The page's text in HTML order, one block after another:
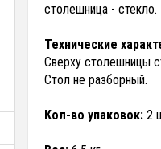
столешница - стекло.
Технические
Сверху столешницы
Стол не разборный.
Кол-во упаковок: 2